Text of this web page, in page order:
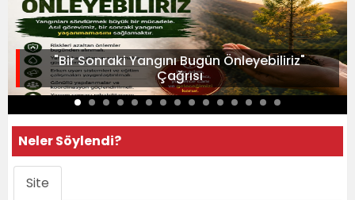
"Bir Sonraki Yangını Bugün Önleyebiliriz"
Çağrısı
Neler Söylendi?
Site